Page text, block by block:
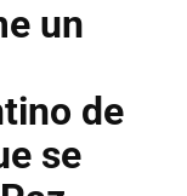
un
de
se